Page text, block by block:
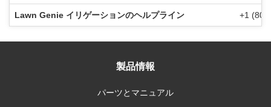
Lawn Genie イリゲーションのヘルプライン +1
製品情報
パーツとマニュアル